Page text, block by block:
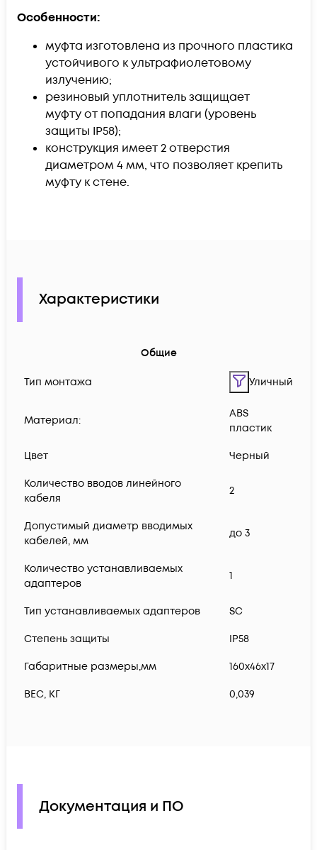
Особенности:
муфта изготовлена из прочного пластика
устойчивого к ультрафиолетовому
излучению;
резиновый уплотнитель защищает
муфту от попадания влаги (уровень
защиты IP58);
конструкция имеет 2 отверстия
диаметром 4 мм, что позволяет крепить
муфту к стене.
Характеристики
Общие
Тип монтажа Уличный
Материал:
ABS
пластик
Цвет Черный
Количество вводов линейного
кабеля
2
Допустимый диаметр вводимых
кабелей, мм
до 3
Количество устанавливаемых
адаптеров
1
Тип устанавливаемых адаптеров SC
Степень защиты IP58
Габаритные размеры,мм 160х46х17
ВЕС, КГ 0,039
Документация и ПО